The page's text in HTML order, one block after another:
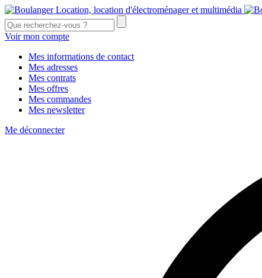
Voir mon compte
Mes informations de contact
Mes adresses
Mes contrats
Mes offres
Mes commandes
Mes newsletter
Me déconnecter